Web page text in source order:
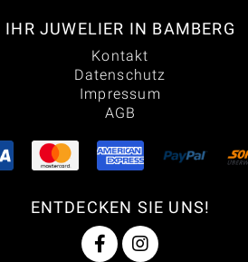
IHR JUWELIER IN BAMBERG
Kontakt
Datenschutz
Impressum
AGB
ENTDECKEN SIE UNS!